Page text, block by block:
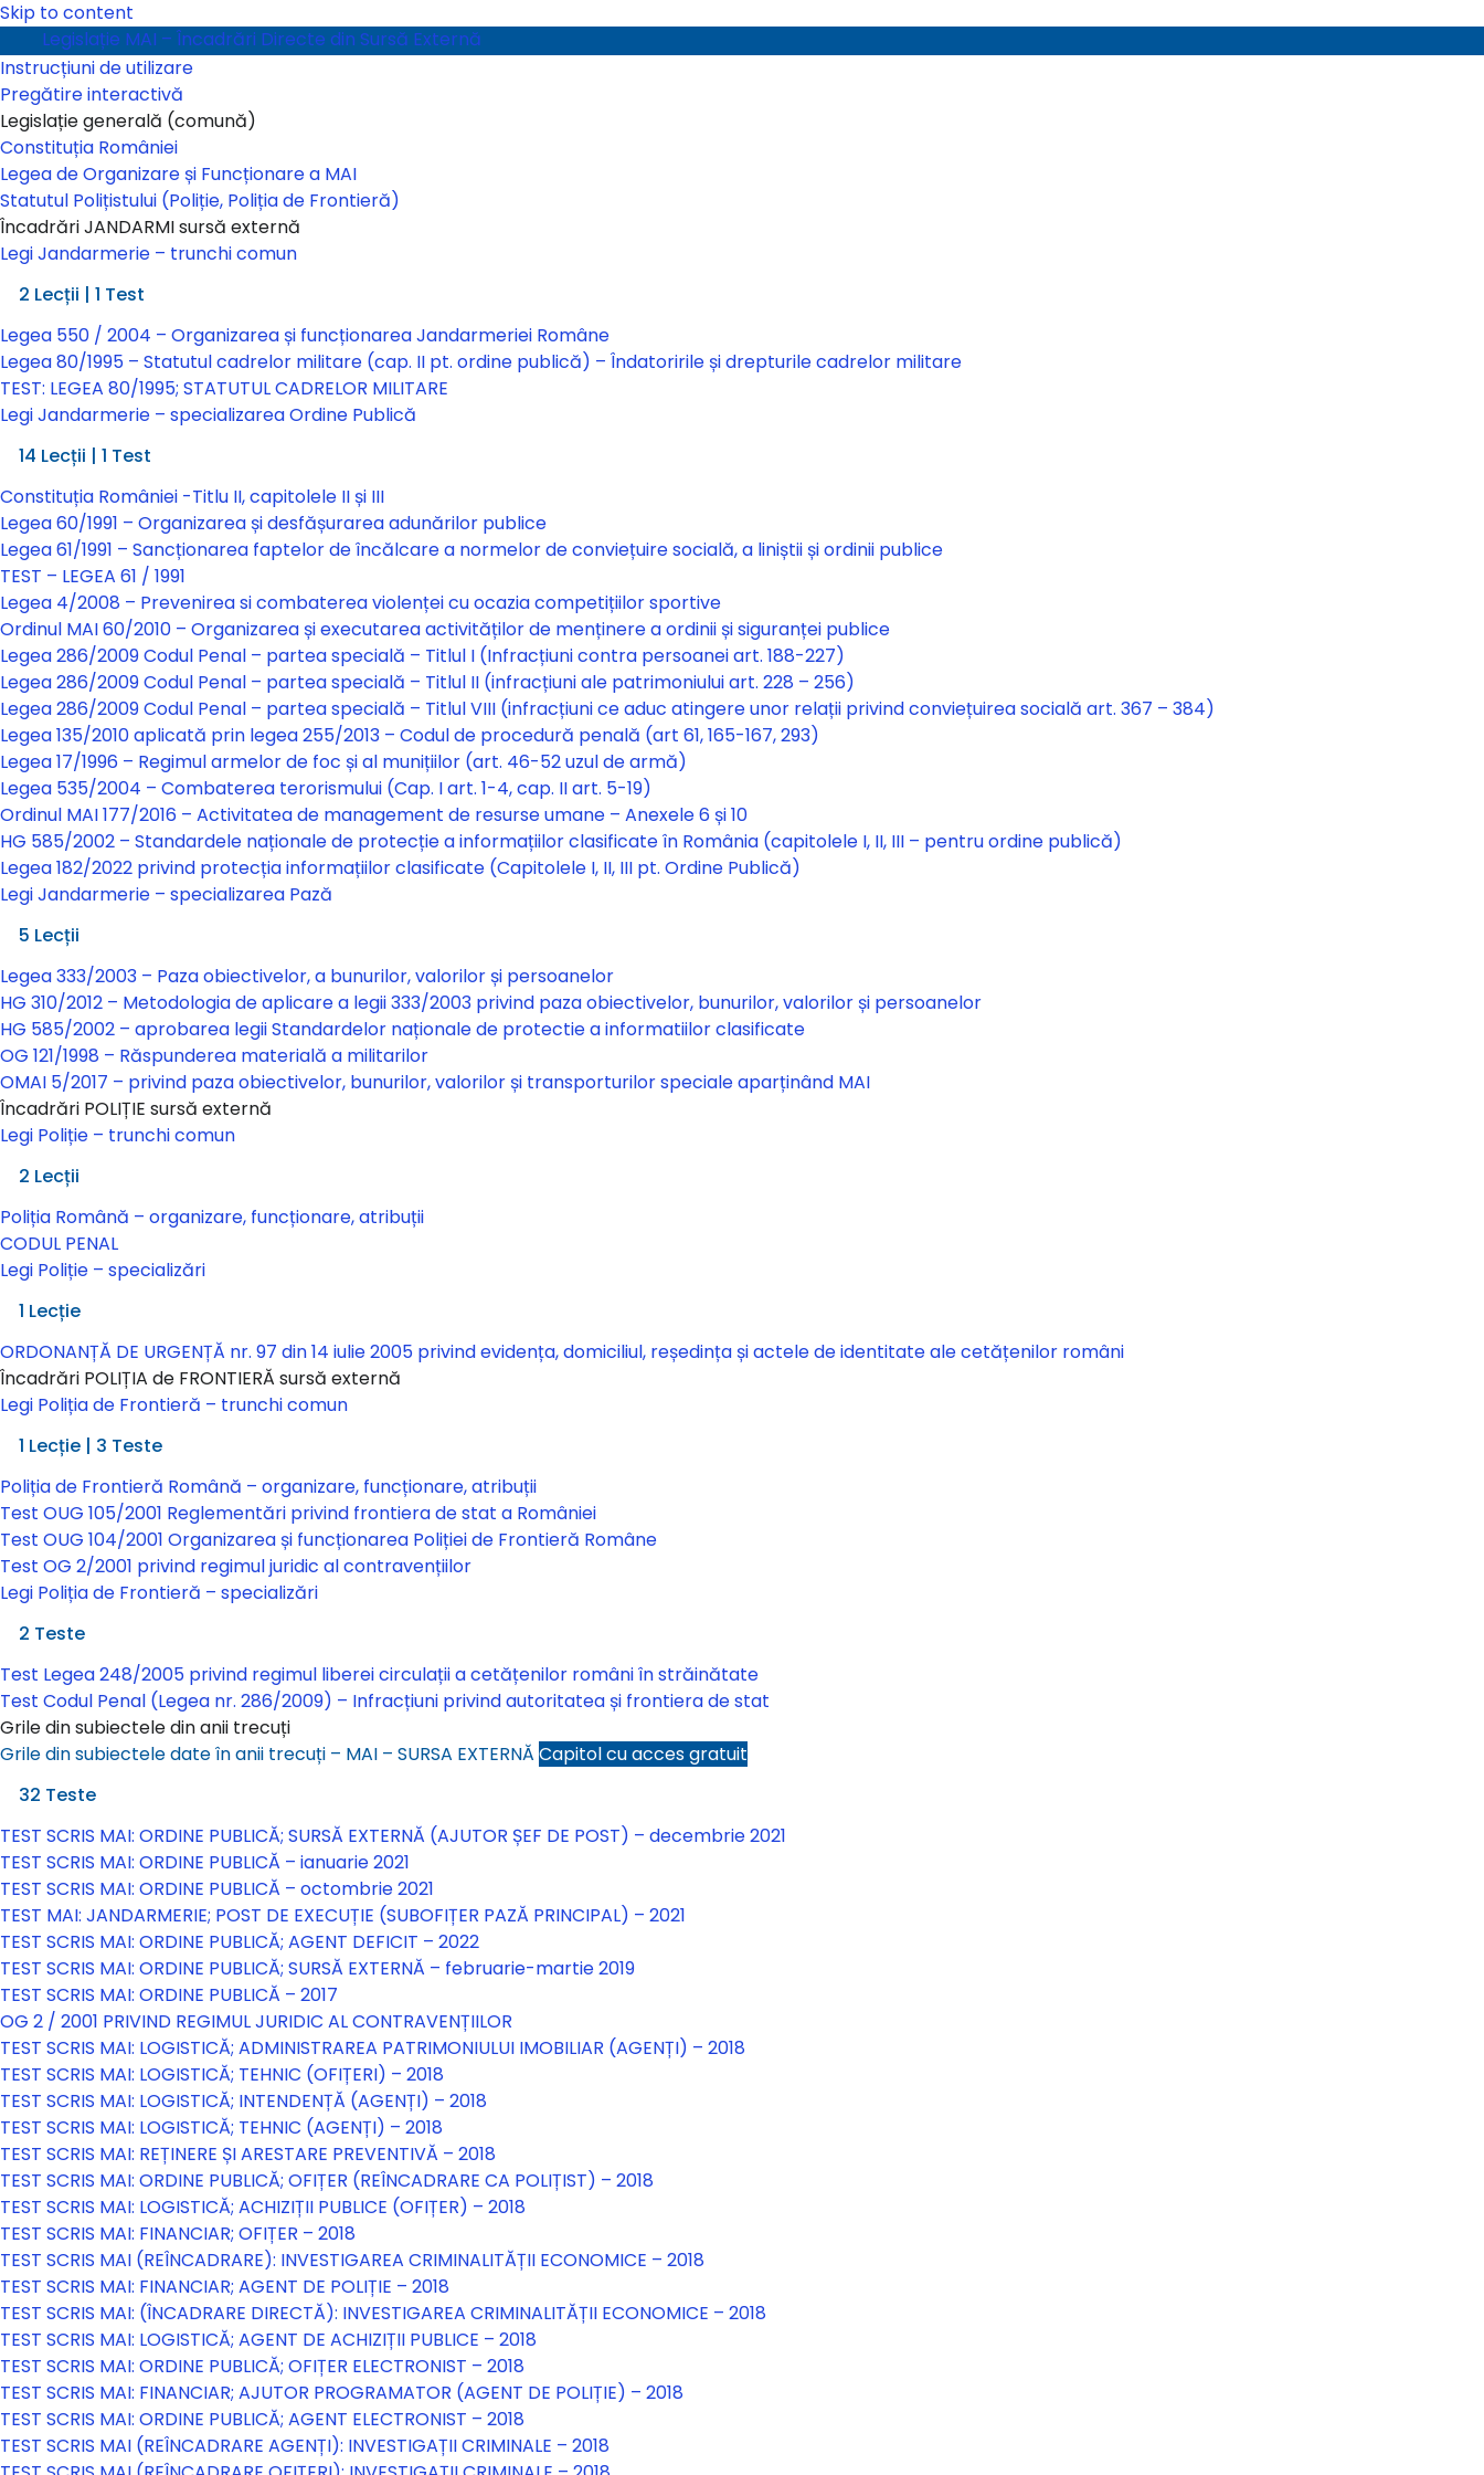
Skip to content
Legislație MAI – Încadrări Directe din Sursă Externă
Instrucțiuni de utilizare
Pregătire interactivă
Legislație generală (comună)
Constituția României
Legea de Organizare și Funcționare a MAI
Statutul Polițistului (Poliție, Poliția de Frontieră)
Încadrări JANDARMI sursă externă
Legi Jandarmerie – trunchi comun
Legi Jandarmerie – trunchi comun
2 Lecții | 1 Test
Legea 550 / 2004 – Organizarea și funcționarea Jandarmeriei Române
Legea 80/1995 – Statutul cadrelor militare (cap. II pt. ordine publică) – Îndatoririle și drepturile cadrelor militare
TEST: LEGEA 80/1995; STATUTUL CADRELOR MILITARE
Legi Jandarmerie – specializarea Ordine Publică
Legi Jandarmerie – specializarea Ordine Publică
14 Lecții | 1 Test
Constituția României -Titlu II, capitolele II și III
Legea 60/1991 – Organizarea și desfășurarea adunărilor publice
Legea 61/1991 – Sancționarea faptelor de încălcare a normelor de conviețuire socială, a liniștii și ordinii publice
TEST – LEGEA 61 / 1991
Legea 4/2008 – Prevenirea si combaterea violenței cu ocazia competițiilor sportive
Ordinul MAI 60/2010 – Organizarea și executarea activităților de menținere a ordinii și siguranței publice
Legea 286/2009 Codul Penal – partea specială – Titlul I (Infracțiuni contra persoanei art. 188-227)
Legea 286/2009 Codul Penal – partea specială – Titlul II (infracțiuni ale patrimoniului art. 228 – 256)
Legea 286/2009 Codul Penal – partea specială – Titlul VIII (infracțiuni ce aduc atingere unor relații privind conviețuirea socială art. 367 – 384)
Legea 135/2010 aplicată prin legea 255/2013 – Codul de procedură penală (art 61, 165-167, 293)
Legea 17/1996 – Regimul armelor de foc și al munițiilor (art. 46-52 uzul de armă)
Legea 535/2004 – Combaterea terorismului (Cap. I art. 1-4, cap. II art. 5-19)
Ordinul MAI 177/2016 – Activitatea de management de resurse umane – Anexele 6 și 10
HG 585/2002 – Standardele naționale de protecție a informațiilor clasificate în România (capitolele I, II, III – pentru ordine publică)
Legea 182/2022 privind protecția informațiilor clasificate (Capitolele I, II, III pt. Ordine Publică)
Legi Jandarmerie – specializarea Pază
Legi Jandarmerie – specializarea Pază
5 Lecții
Legea 333/2003 – Paza obiectivelor, a bunurilor, valorilor și persoanelor
HG 310/2012 – Metodologia de aplicare a legii 333/2003 privind paza obiectivelor, bunurilor, valorilor și persoanelor
HG 585/2002 – aprobarea legii Standardelor naționale de protectie a informatiilor clasificate
OG 121/1998 – Răspunderea materială a militarilor
OMAI 5/2017 – privind paza obiectivelor, bunurilor, valorilor și transporturilor speciale aparținând MAI
Încadrări POLIȚIE sursă externă
Legi Poliție – trunchi comun
Legi Poliție – trunchi comun
2 Lecții
Poliția Română – organizare, funcționare, atribuții
CODUL PENAL
Legi Poliție – specializări
Legi Poliție – specializări
1 Lecție
ORDONANȚĂ DE URGENȚĂ nr. 97 din 14 iulie 2005 privind evidența, domiciliul, reședința și actele de identitate ale cetățenilor români
Încadrări POLIȚIA de FRONTIERĂ sursă externă
Legi Poliția de Frontieră – trunchi comun
Legi Poliția de Frontieră – trunchi comun
1 Lecție | 3 Teste
Poliția de Frontieră Română – organizare, funcționare, atribuții
Test OUG 105/2001 Reglementări privind frontiera de stat a României
Test OUG 104/2001 Organizarea și funcționarea Poliției de Frontieră Române
Test OG 2/2001 privind regimul juridic al contravențiilor
Legi Poliția de Frontieră – specializări
Legi Poliția de Frontieră – specializări
2 Teste
Test Legea 248/2005 privind regimul liberei circulații a cetățenilor români în străinătate
Test Codul Penal (Legea nr. 286/2009) – Infracțiuni privind autoritatea și frontiera de stat
Grile din subiectele din anii trecuți
Grile din subiectele date în anii trecuți – MAI – SURSA EXTERNĂ Capitol cu acces gratuit
Grile din subiectele date în anii trecuți – MAI – SURSA EXTERNĂ
32 Teste
TEST SCRIS MAI: ORDINE PUBLICĂ; SURSĂ EXTERNĂ (AJUTOR ȘEF DE POST) – decembrie 2021
TEST SCRIS MAI: ORDINE PUBLICĂ – ianuarie 2021
TEST SCRIS MAI: ORDINE PUBLICĂ – octombrie 2021
TEST MAI: JANDARMERIE; POST DE EXECUȚIE (SUBOFIȚER PAZĂ PRINCIPAL) – 2021
TEST SCRIS MAI: ORDINE PUBLICĂ; AGENT DEFICIT – 2022
TEST SCRIS MAI: ORDINE PUBLICĂ; SURSĂ EXTERNĂ – februarie-martie 2019
TEST SCRIS MAI: ORDINE PUBLICĂ – 2017
OG 2 / 2001 PRIVIND REGIMUL JURIDIC AL CONTRAVENȚIILOR
TEST SCRIS MAI: LOGISTICĂ; ADMINISTRAREA PATRIMONIULUI IMOBILIAR (AGENȚI) – 2018
TEST SCRIS MAI: LOGISTICĂ; TEHNIC (OFIȚERI) – 2018
TEST SCRIS MAI: LOGISTICĂ; INTENDENȚĂ (AGENȚI) – 2018
TEST SCRIS MAI: LOGISTICĂ; TEHNIC (AGENȚI) – 2018
TEST SCRIS MAI: REȚINERE ȘI ARESTARE PREVENTIVĂ – 2018
TEST SCRIS MAI: ORDINE PUBLICĂ; OFIȚER (REÎNCADRARE CA POLIȚIST) – 2018
TEST SCRIS MAI: LOGISTICĂ; ACHIZIȚII PUBLICE (OFIȚER) – 2018
TEST SCRIS MAI: FINANCIAR; OFIȚER – 2018
TEST SCRIS MAI (REÎNCADRARE): INVESTIGAREA CRIMINALITĂȚII ECONOMICE – 2018
TEST SCRIS MAI: FINANCIAR; AGENT DE POLIȚIE – 2018
TEST SCRIS MAI: (ÎNCADRARE DIRECTĂ): INVESTIGAREA CRIMINALITĂȚII ECONOMICE – 2018
TEST SCRIS MAI: LOGISTICĂ; AGENT DE ACHIZIȚII PUBLICE – 2018
TEST SCRIS MAI: ORDINE PUBLICĂ; OFIȚER ELECTRONIST – 2018
TEST SCRIS MAI: FINANCIAR; AJUTOR PROGRAMATOR (AGENT DE POLIȚIE) – 2018
TEST SCRIS MAI: ORDINE PUBLICĂ; AGENT ELECTRONIST – 2018
TEST SCRIS MAI (REÎNCADRARE AGENȚI): INVESTIGAȚII CRIMINALE – 2018